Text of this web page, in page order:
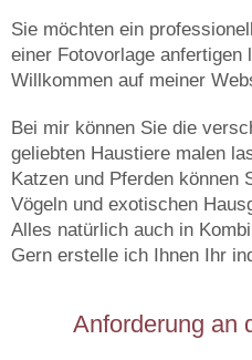
Sie möchten ein
einer Fotovorlage anfertigen
Willkommen auf meiner
Bei mir können Sie die
geliebten Haustiere malen
Katzen und Pferden können
Vögeln und exotischen
Alles natürlich auch in
Gern erstelle ich Ihnen Ihr
Anforderung an